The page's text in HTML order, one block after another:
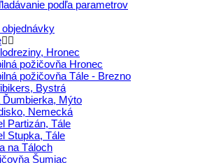
podľa parametrov
objednávky
Hronec
požičovňa Hronec
požičovňa Tále - Brezno
Bystrá
Ďumbierka, Mýto
Nemecká
Partizán, Tále
Stupka, Tále
na Táloch
Šumiac